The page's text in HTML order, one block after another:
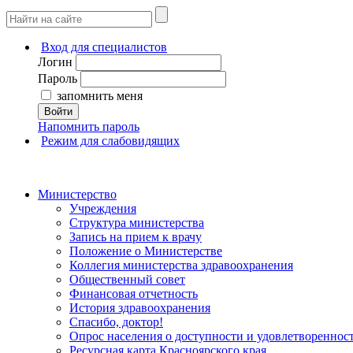
Вход для специалистов
Логин
Пароль
запомнить меня
Войти
Напомнить пароль
Режим для слабовидящих
Министерство
Учреждения
Структура министерства
Запись на прием к врачу
Положение о Министерстве
Коллегия министерства здравоохранения
Общественный совет
Финансовая отчетность
История здравоохранения
Спасибо, доктор!
Опрос населения о доступности и
Ресурсная карта Красноярского края